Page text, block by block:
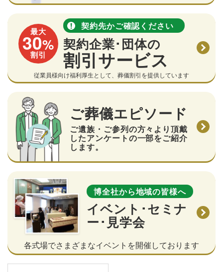
最大
30%
割引
契約先かご確認ください
契約企業･団体の
割引サービス
従業員様向け福利厚生として、葬儀割引を提供しています
ご葬儀エピソード
ご遺族・ご参列の方々より頂戴
したアンケートの一部をご紹介
します。
博全社から地域の皆様へ
イベント･セミナ
ー･見学会
各式場でさまざまなイベントを開催しております